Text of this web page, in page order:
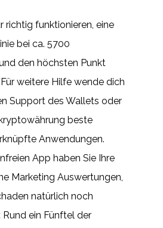
richtig funktionieren, eine
bei ca. 5700
den höchsten Punkt
weitere Hilfe wende dich
Support des Wallets oder
beste
Anwendungen.
App haben Sie Ihre
Marketing Auswertungen,
natürlich noch
ein Fünftel der